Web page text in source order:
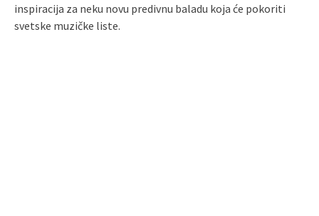
inspiracija za neku novu predivnu baladu koja će pokoriti
svetske muzičke liste.